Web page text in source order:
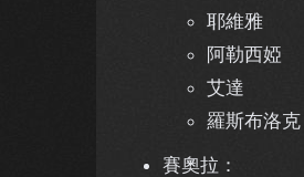
耶維雅
阿勒西婭
艾達
羅斯布洛克
賽奧拉：